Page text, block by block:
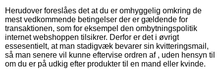
Herudover foreslåes det at du er omhyggelig omkring de
mest vedkommende betingelser der er gældende for
transaktionen, som for eksempel den ombytningspolitik
internet webshoppen tilsikrer. Derfor er det i øvrigt
essesentielt, at man stadigvæk bevarer sin kvitteringsmail,
så man senere vil kunne eftervise ordren af , uden hensyn til
om du er på udkig efter produkter til en mand eller kvinde.